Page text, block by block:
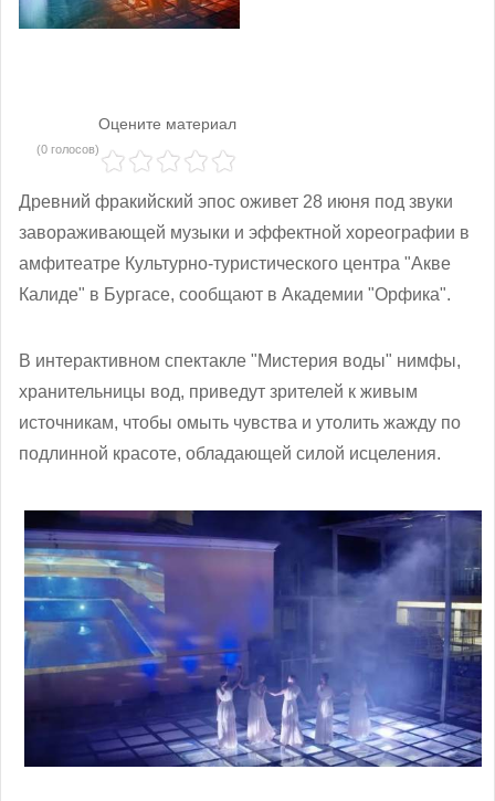
Оцените материал
(0 голосов)
Древний фракийский эпос оживет 28 июня под звуки
завораживающей музыки и эффектной хореографии в
амфитеатре Культурно-туристического центра "Акве
Калиде" в Бургасе, сообщают в Академии "Орфика".
В интерактивном спектакле "Мистерия воды" нимфы,
хранительницы вод, приведут зрителей к живым
источникам, чтобы омыть чувства и утолить жажду по
подлинной красоте, обладающей силой исцеления.